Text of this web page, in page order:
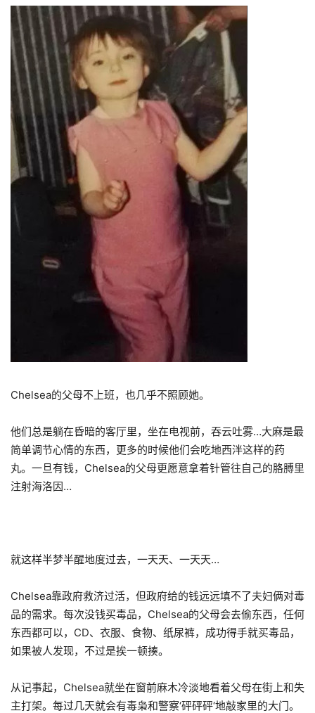
Chelsea的父母不上班，也几乎不照顾她。
他们总是躺在昏暗的客厅里，坐在电视前，吞云吐雾…大麻是最
简单调节心情的东西，更多的时候他们会吃地西泮这样的药
丸。一旦有钱，Chelsea的父母更愿意拿着针管往自己的胳膊里
注射海洛因…
就这样半梦半醒地度过去，一天天、一天天…
Chelsea靠政府救济过活，但政府给的钱远远填不了夫妇俩对毒
品的需求。每次没钱买毒品，Chelsea的父母会去偷东西，任何
东西都可以，CD、衣服、食物、纸尿裤，成功得手就买毒品，
如果被人发现，不过是挨一顿揍。
从记事起，Chelsea就坐在窗前麻木冷淡地看着父母在街上和失
主打架。每过几天就会有毒枭和警察‘砰砰砰‘地敲家里的大门。